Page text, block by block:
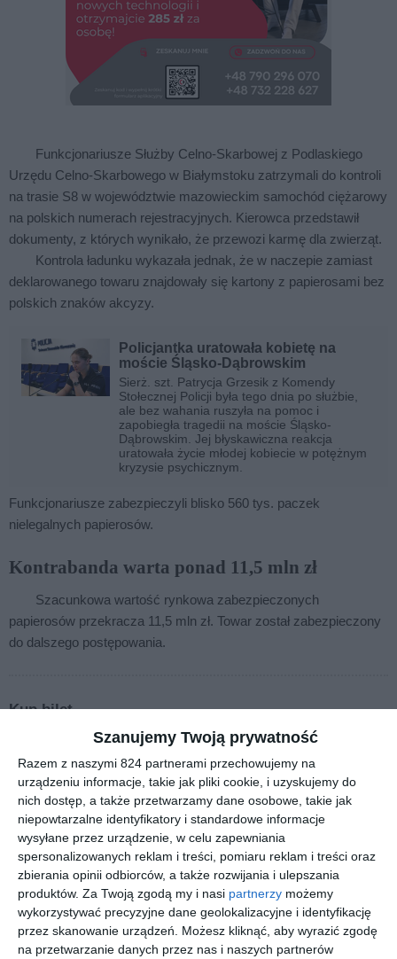
Szanujemy Twoją prywatność
Razem z naszymi 824 partnerami przechowujemy na
urządzeniu informacje, takie jak pliki cookie, i uzyskujemy do
nich dostęp, a także przetwarzamy dane osobowe, takie jak
niepowtarzalne identyfikatory i standardowe informacje
wysyłane przez urządzenie, w celu zapewniania
spersonalizowanych reklam i treści, pomiaru reklam i treści oraz
zbierania opinii odbiorców, a także rozwijania i ulepszania
produktów. Za Twoją zgodą my i nasi partnerzy możemy
wykorzystywać precyzyjne dane geolokalizacyjne i identyfikację
przez skanowanie urządzeń. Możesz kliknąć, aby wyrazić zgodę
na przetwarzanie danych przez nas i naszych partnerów
Funkcjonariusze Służby Celno-Skarbowej z Podlaskiego
Urzędu Celno-Skarbowego w Białymstoku zatrzymali do kontroli
na trasie S8 w województwie mazowieckim samochód ciężarowy
na polskich numerach rejestracyjnych. Kierowca przedstawił
dokumenty, z których wynikało, że przewozi karmę dla zwierząt.
Kontrola ładunku wykazała jednak, że w naczepie zamiast
deklarowanego towaru znajdowały się kartony z papierosami bez
polskich znaków akcyzy.
Policjantka uratowała kobietę na
moście Śląsko-Dąbrowskim
Sierż. szt. Patrycja Grzesik z Komendy
Stołecznej Policji była tego dnia po służbie,
ale bez wahania ruszyła na pomoc i
zapobiegła tragedii na moście Śląsko-
Dąbrowskim. Jej błyskawiczna reakcja
uratowała życie młodej kobiecie w potężnym
kryzysie psychicznym.
Funkcjonariusze zabezpieczyli blisko 560 tys. paczek
nielegalnych papierosów.
Kontrabanda warta ponad 11,5 mln zł
Szacunkowa wartość rynkowa zabezpieczonych
papierosów przekracza 11,5 mln zł. Towar został zabezpieczony
do dalszego postępowania.
Kup bilet
13 sierpnia 2026
Kobiece
Czwartki
14 sierpnia 2026
Tomi dla
Kobiet
28 sierpnia 2026
Bandone
20 listopada 2026
Parostatki
em w
rejs -
Największ
e polskie
przeboje
więcej biletów
Dwaj podejrzani trafili do aresztu